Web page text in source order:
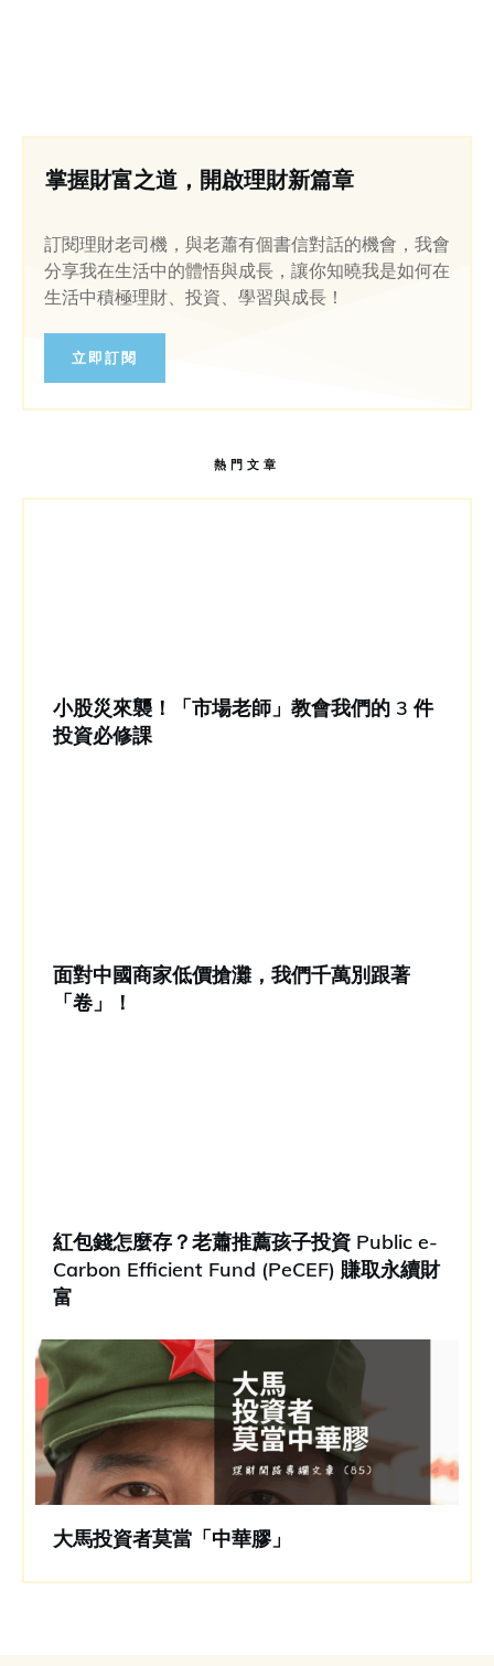
掌握財富之道，開啟理財新篇章
訂閱理財老司機，與老蕭有個書信對話的機會，我會
分享我在生活中的體悟與成長，讓你知曉我是如何在
生活中積極理財、投資、學習與成長！
立即訂閱
熱門文章
小股災來襲！「市場老師」教會我們的 3 件
投資必修課
面對中國商家低價搶灘，我們千萬別跟著
「卷」！
紅包錢怎麼存？老蕭推薦孩子投資 Public e-
Carbon Efficient Fund (PeCEF) 賺取永續財
富
大馬投資者莫當「中華膠」